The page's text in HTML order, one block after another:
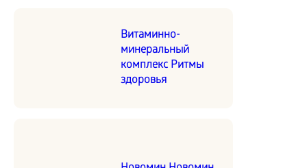
Витаминно-
минеральный
комплекс Ритмы
здоровья